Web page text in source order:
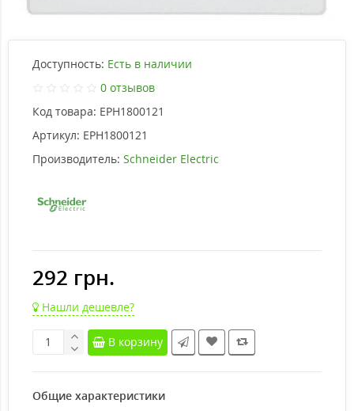
Доступность: Есть в наличии
0 отзывов
Код товара: EPH1800121
Артикул: EPH1800121
Производитель: Schneider Electric
292 грн.
Нашли дешевле?
В корзину
Общие характеристики